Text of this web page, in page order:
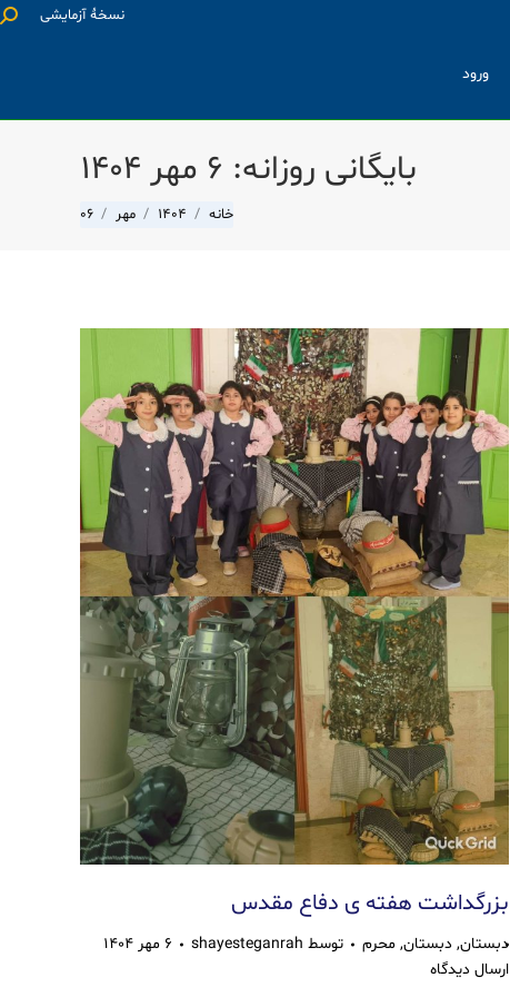
نسخۀ آزمایشی
ورود
بایگانی روزانه: ۶ مهر ۱۴۰۴
شما اینجا هستید:
خانه 1404 مهر 06
بزرگداشت هفته ی دفاع مقدس
دبستان, دبستان, محرم توسط shayesteganrah
۶ مهر ۱۴۰۴
ارسال دیدگاه